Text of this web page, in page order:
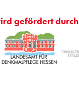
gefördert durch